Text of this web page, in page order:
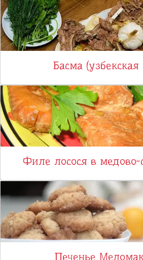
Басма (узбекская
Филе лосося в медово-
Печенье